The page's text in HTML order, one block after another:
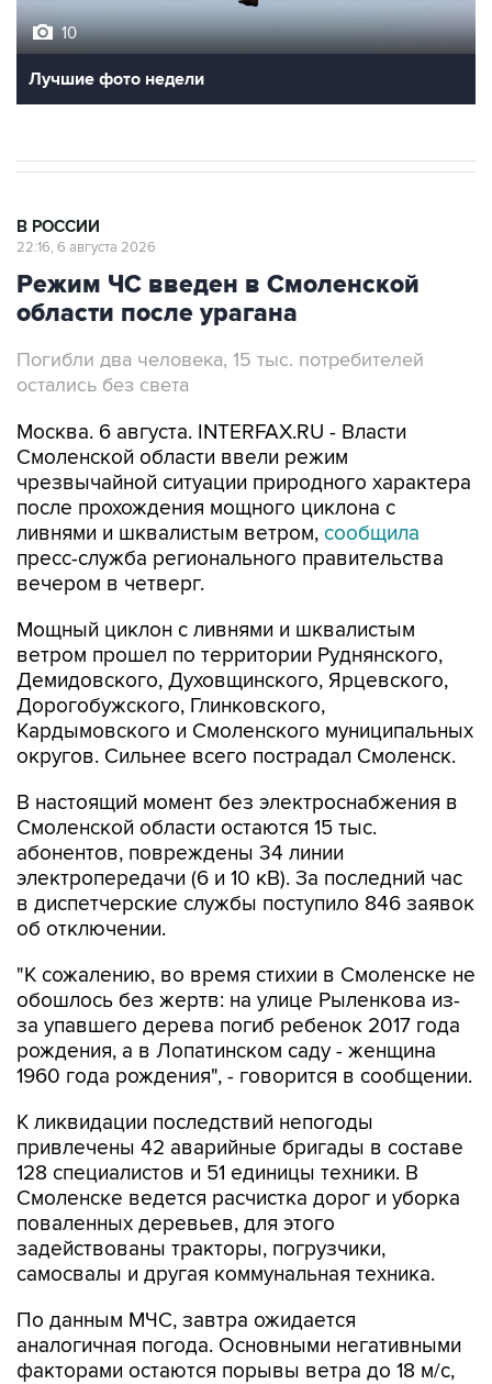
10
Лучшие фото недели
В РОССИИ
22:16, 6 августа 2026
Режим ЧС введен в Смоленской
области после урагана
Погибли два человека, 15 тыс. потребителей
остались без света
Москва. 6 августа. INTERFAX.RU - Власти
Смоленской области ввели режим
чрезвычайной ситуации природного характера
после прохождения мощного циклона с
ливнями и шквалистым ветром, сообщила
пресс-служба регионального правительства
вечером в четверг.
Мощный циклон с ливнями и шквалистым
ветром прошел по территории Руднянского,
Демидовского, Духовщинского, Ярцевского,
Дорогобужского, Глинковского,
Кардымовского и Смоленского муниципальных
округов. Сильнее всего пострадал Смоленск.
В настоящий момент без электроснабжения в
Смоленской области остаются 15 тыс.
абонентов, повреждены 34 линии
электропередачи (6 и 10 кВ). За последний час
в диспетчерские службы поступило 846 заявок
об отключении.
"К сожалению, во время стихии в Смоленске не
обошлось без жертв: на улице Рыленкова из-
за упавшего дерева погиб ребенок 2017 года
рождения, а в Лопатинском саду - женщина
1960 года рождения", - говорится в сообщении.
К ликвидации последствий непогоды
привлечены 42 аварийные бригады в составе
128 специалистов и 51 единицы техники. В
Смоленске ведется расчистка дорог и уборка
поваленных деревьев, для этого
задействованы тракторы, погрузчики,
самосвалы и другая коммунальная техника.
По данным МЧС, завтра ожидается
аналогичная погода. Основными негативными
факторами остаются порывы ветра до 18 м/с,